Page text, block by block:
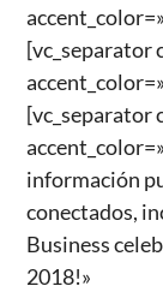
[vc_separator
[vc_separator
información
conectados,
Business
2018!»